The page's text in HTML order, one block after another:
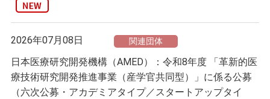
2026年07月08日 関連団体
日本医療研究開発機構（AMED）：令和8年度 「革新的医
療技術研究開発推進事業（産学官共同型）」に係る公募
（六次公募・アカデミアタイプ／スタートアップタイ